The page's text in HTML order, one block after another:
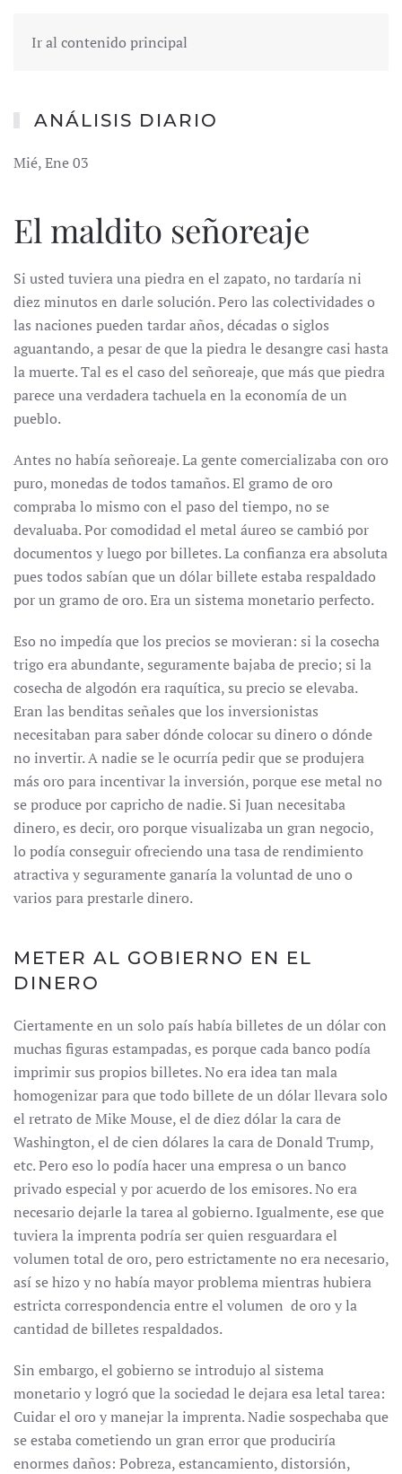
Ir al contenido principal
ANÁLISIS DIARIO
Mié, Ene 03
El maldito señoreaje
Si usted tuviera una piedra en el zapato, no tardaría ni
diez minutos en darle solución. Pero las colectividades o
las naciones pueden tardar años, décadas o siglos
aguantando, a pesar de que la piedra le desangre casi hasta
la muerte. Tal es el caso del señoreaje, que más que piedra
parece una verdadera tachuela en la economía de un
pueblo.
Antes no había señoreaje. La gente comercializaba con oro
puro, monedas de todos tamaños. El gramo de oro
compraba lo mismo con el paso del tiempo, no se
devaluaba. Por comodidad el metal áureo se cambió por
documentos y luego por billetes. La confianza era absoluta
pues todos sabían que un dólar billete estaba respaldado
por un gramo de oro. Era un sistema monetario perfecto.
Eso no impedía que los precios se movieran: si la cosecha
trigo era abundante, seguramente bajaba de precio; si la
cosecha de algodón era raquítica, su precio se elevaba.
Eran las benditas señales que los inversionistas
necesitaban para saber dónde colocar su dinero o dónde
no invertir. A nadie se le ocurría pedir que se produjera
más oro para incentivar la inversión, porque ese metal no
se produce por capricho de nadie. Si Juan necesitaba
dinero, es decir, oro porque visualizaba un gran negocio,
lo podía conseguir ofreciendo una tasa de rendimiento
atractiva y seguramente ganaría la voluntad de uno o
varios para prestarle dinero.
METER AL GOBIERNO EN EL
DINERO
Ciertamente en un solo país había billetes de un dólar con
muchas figuras estampadas, es porque cada banco podía
imprimir sus propios billetes. No era idea tan mala
homogenizar para que todo billete de un dólar llevara solo
el retrato de Mike Mouse, el de diez dólar la cara de
Washington, el de cien dólares la cara de Donald Trump,
etc. Pero eso lo podía hacer una empresa o un banco
privado especial y por acuerdo de los emisores. No era
necesario dejarle la tarea al gobierno. Igualmente, ese que
tuviera la imprenta podría ser quien resguardara el
volumen total de oro, pero estrictamente no era necesario,
así se hizo y no había mayor problema mientras hubiera
estricta correspondencia entre el volumen de oro y la
cantidad de billetes respaldados.
Sin embargo, el gobierno se introdujo al sistema
monetario y logró que la sociedad le dejara esa letal tarea:
Cuidar el oro y manejar la imprenta. Nadie sospechaba que
se estaba cometiendo un gran error que produciría
enormes daños: Pobreza, estancamiento, distorsión,